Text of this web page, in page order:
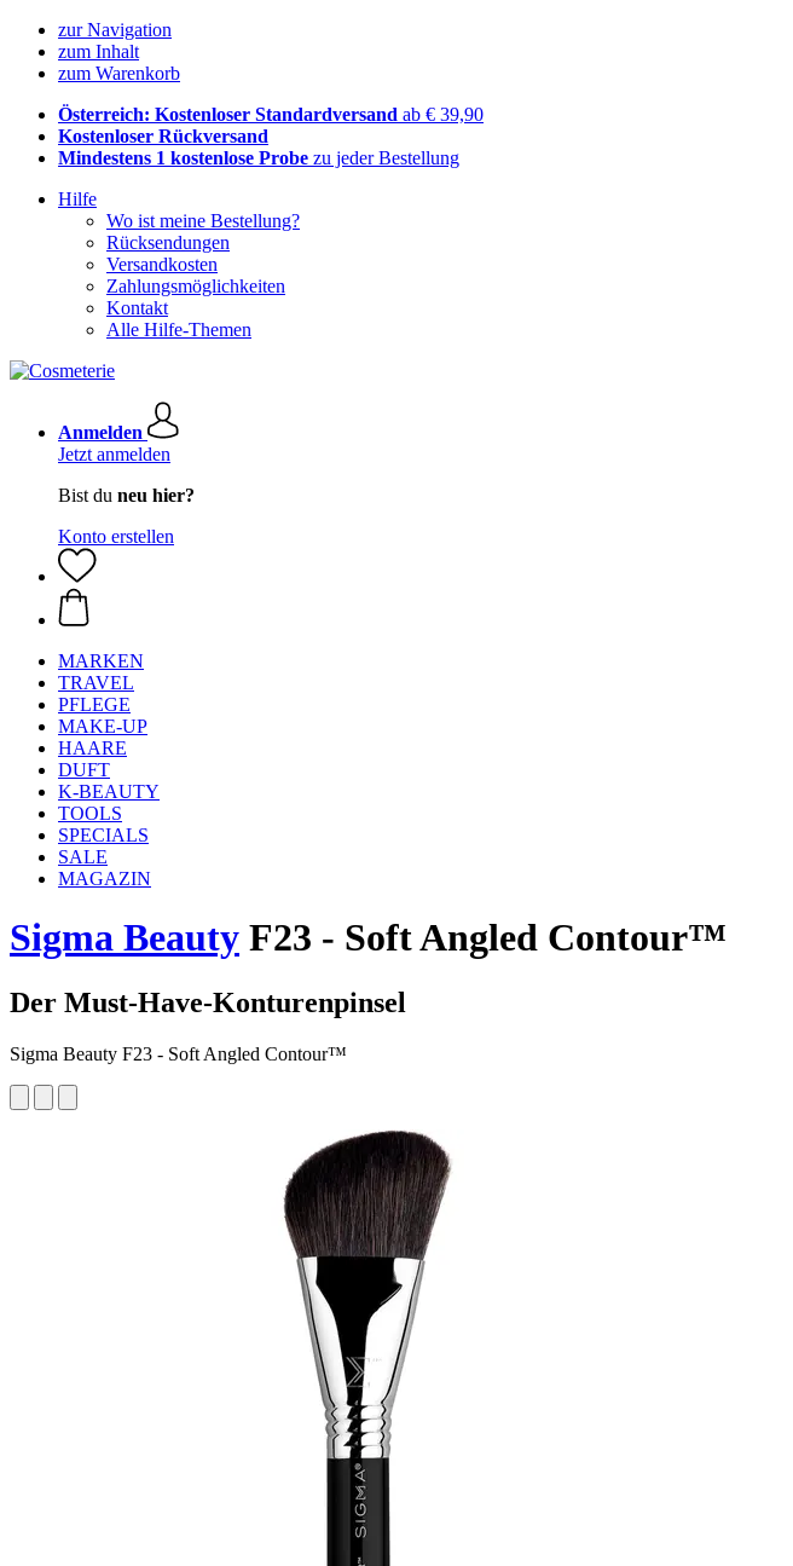
zur Navigation
zum Inhalt
zum Warenkorb
Österreich: Kostenloser Standardversand ab € 39,90
Kostenloser Rückversand
Mindestens 1 kostenlose Probe zu jeder Bestellung
Hilfe
Wo ist meine Bestellung?
Rücksendungen
Versandkosten
Zahlungsmöglichkeiten
Kontakt
Alle Hilfe-Themen
Anmelden
Jetzt anmelden
Bist du neu hier?
Konto erstellen
MARKEN
TRAVEL
PFLEGE
MAKE-UP
HAARE
DUFT
K-BEAUTY
TOOLS
SPECIALS
SALE
MAGAZIN
Sigma Beauty F23 - Soft Angled Contour™
Der Must-Have-Konturenpinsel
Sigma Beauty F23 - Soft Angled Contour™